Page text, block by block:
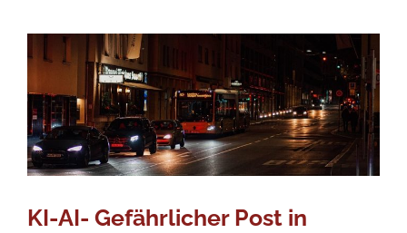
KI-AI- Gefährlicher Post in